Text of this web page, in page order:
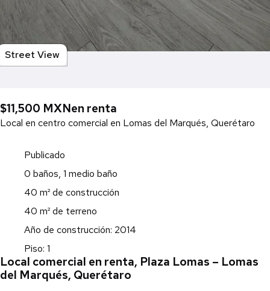
Street View
$11,500 MXNen renta
Local en centro comercial en Lomas del Marqués, Querétaro
Publicado
0 baños, 1 medio baño
40 m² de construcción
40 m² de terreno
Año de construcción: 2014
Piso: 1
Local comercial en renta, Plaza Lomas – Lomas
del Marqués, Querétaro